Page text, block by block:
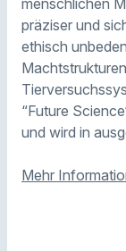
präziser und
ethisch
“Future
und wird in
Mehr